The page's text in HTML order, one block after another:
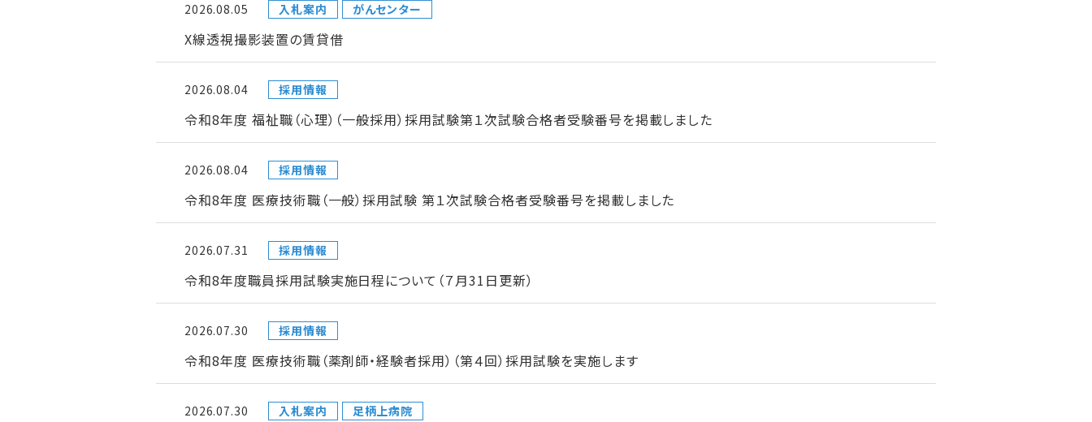
2026.08.05 入札案内 がんセンター
X線透視撮影装置の賃貸借
2026.08.04 採用情報
令和8年度 福祉職（心理）（一般採用）採用試験第１次試験合格者受験番号を掲載しました
2026.08.04 採用情報
令和8年度 医療技術職（一般）採用試験 第１次試験合格者受験番号を掲載しました
2026.07.31 採用情報
令和8年度職員採用試験実施日程について（７月31日更新）
2026.07.30 採用情報
令和8年度 医療技術職（薬剤師・経験者採用）（第４回）採用試験を実施します
2026.07.30 入札案内 足柄上病院